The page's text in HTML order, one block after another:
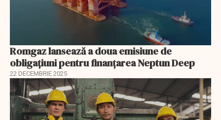
Romgaz lansează a doua emisiune de
obligațiuni pentru finanțarea Neptun Deep
22 DECEMBRIE 2025